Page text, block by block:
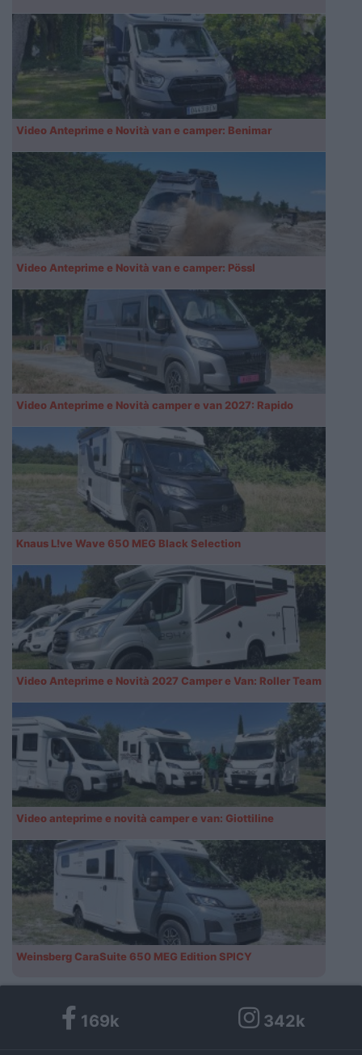
Video Anteprime e Novità van e camper: Benimar
Video Anteprime e Novità van e camper: Pössl
Video Anteprime e Novità camper e van 2027: Rapido
Knaus L!ve Wave 650 MEG Black Selection
Video Anteprime e Novità 2027 Camper e Van: Roller Team
Video anteprime e novità camper e van: Giottiline
Weinsberg CaraSuite 650 MEG Edition SPICY
169k 342k